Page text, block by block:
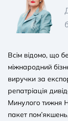
Всім відомо, що
міжнародний
виручки за
репатріація
Минулого тижня
пакет